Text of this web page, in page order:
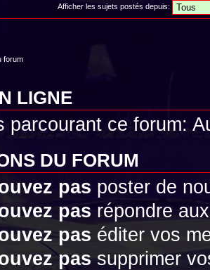
Afficher les sujets postés depuis:
forum
LIGNE
parcourant ce forum:
DU FORUM
pas poster de
pas répondre
pas éditer vos
passupprimer